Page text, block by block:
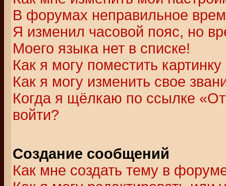
В форумах неправильное
Я изменил часовой пояс, но
Моего языка нет в списке!
Как я могу поместить
Как я могу изменить свое
Когда я щёлкаю по ссылке
войти?
Создание сообщений
Как мне создать тему в